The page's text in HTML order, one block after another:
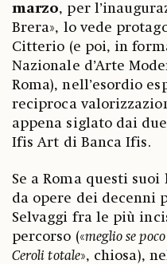
marzo, per
Brera», lo vede
Citterio (e poi, in
Nazionale d’Arte
Roma), nell’esordio
reciproca
appena siglato dai
Ifis Art di Banca Ifis.
Se a Roma questi
da opere dei decenni
Selvaggi fra le più
percorso («meglio se
Ceroli totale», chiosa),